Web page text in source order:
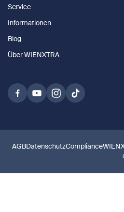
Service
Informationen
Blog
Über WIENXTRA
AGBDatenschutzCompliance